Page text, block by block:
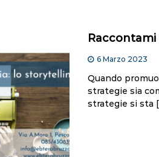
6 Marzo 2023
Quando
strategie sia
strategie si sta